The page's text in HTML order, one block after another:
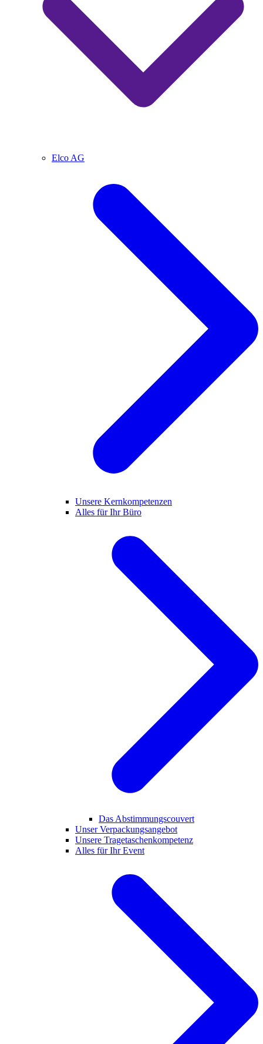
Elco AG
Unsere Kernkompetenzen
Alles für Ihr Büro
Das Abstimmungscouvert
Unser Verpackungsangebot
Unsere Tragetaschenkompetenz
Alles für Ihr Event